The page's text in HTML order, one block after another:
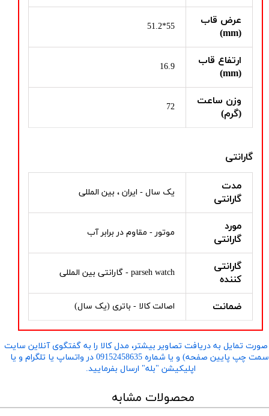
عرض قاب
(mm)
55*51.2
ارتفاع قاب
(mm)
16.9
وزن ساعت
(گرم)
72
گارانتی
مدت
گارانتی
یک سال - ایران ، بین المللی
مورد
گارانتی
موتور - مقاوم در برابر آب
گارانتی
کننده
parseh watch - گارانتی بین المللی
ضمانت اصالت کالا - باتری (یک سال)
تمایل به دریافت تصاویر بیشتر، مدل کالا را به گفتگوی آنلاین سایت
​​​​​​​(سمت چپ پایین صفحه) و یا شماره 09152458635 در واتساپ یا تلگرام و یا
اپلیکیشن "بله" ارسال بفرمایید.
محصولات مشابه